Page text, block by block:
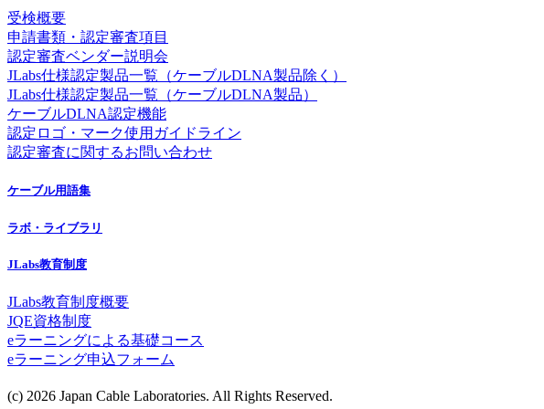
受検概要
申請書類・認定審査項目
認定審査ベンダー説明会
JLabs仕様認定製品一覧（ケーブルDLNA製品除く）
JLabs仕様認定製品一覧（ケーブルDLNA製品）
ケーブルDLNA認定機能
認定ロゴ・マーク使用ガイドライン
認定審査に関するお問い合わせ
ケーブル用語集
ラボ・ライブラリ
JLabs教育制度
JLabs教育制度概要
JQE資格制度
eラーニングによる基礎コース
eラーニング申込フォーム
(c) 2026 Japan Cable Laboratories. All Rights Reserved.